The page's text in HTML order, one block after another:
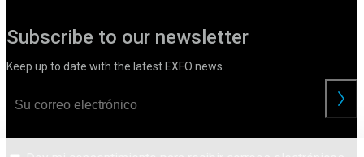
Subscribe to our newsletter
Keep up to date with the latest EXFO news.